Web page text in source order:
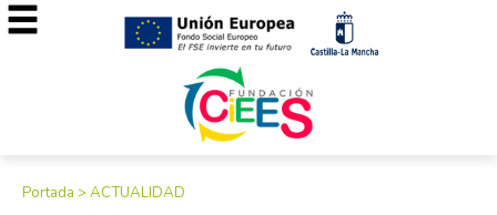
Portada >ACTUALIDAD